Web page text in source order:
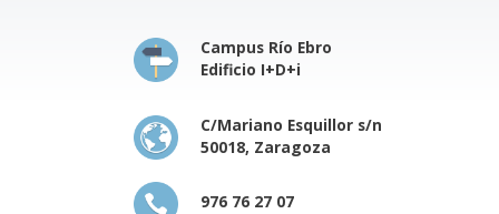
Campus Río Ebro
Edificio I+D+i
C/Mariano Esquillor s/n
50018, Zaragoza
976 76 27 07